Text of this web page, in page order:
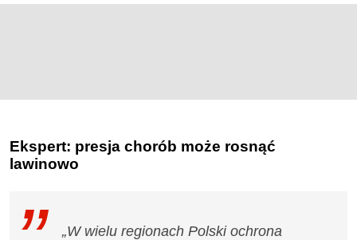
Ekspert: presja chorób może rosnąć
lawinowo
„W wielu regionach Polski ochrona